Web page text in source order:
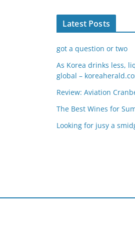
Latest Posts
got a question or two
As Korea drinks less,
global –
Review: Aviation
The Best Wines for
Looking for jusy a